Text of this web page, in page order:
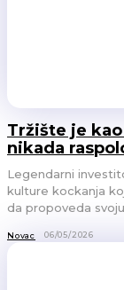
Tržište je
nikada
Legendarni
kulture kockanja
da propoveda
Novac 06/05/2026